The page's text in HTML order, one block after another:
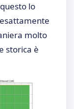
lo
molto
storica è